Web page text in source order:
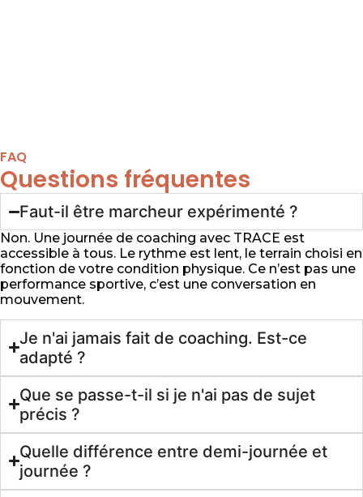
FAQ
Questions fréquentes
Faut-il être marcheur expérimenté ?
Non. Une journée de coaching avec TRACE est
accessible à tous. Le rythme est lent, le terrain choisi en
fonction de votre condition physique. Ce n’est pas une
performance sportive, c’est une conversation en
mouvement.
Je n'ai jamais fait de coaching. Est-ce
adapté ?
Que se passe-t-il si je n'ai pas de sujet
précis ?
Quelle différence entre demi-journée et
journée ?